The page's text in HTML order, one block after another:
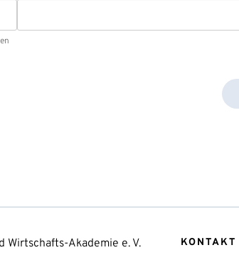
Wirtschafts-Akademie e. V.
KONTAKT